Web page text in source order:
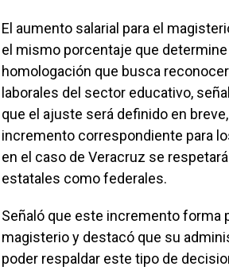
El aumento salarial para el
el mismo porcentaje que
homologación que busca
laborales del sector educativo,
que el ajuste será definido en
incremento correspondiente para
en el caso de Veracruz se
estatales como federales.
Señaló que este incremento forma
magisterio y destacó que su
poder respaldar este tipo de